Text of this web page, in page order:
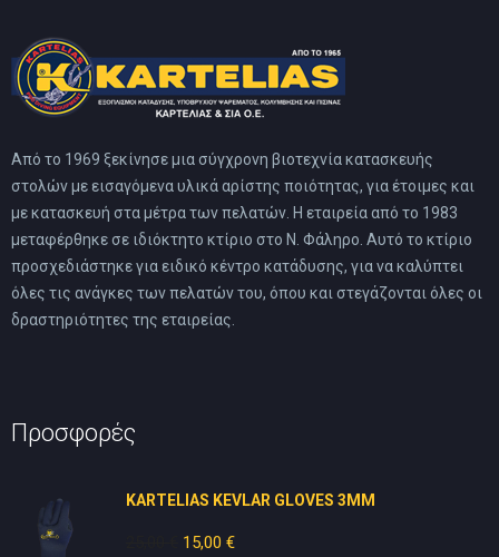
Από το 1969 ξεκίνησε μια σύγχρονη βιοτεχνία κατασκευής
στολών με εισαγόμενα υλικά αρίστης ποιότητας, για έτοιμες και
με κατασκευή στα μέτρα των πελατών. Η εταιρεία από το 1983
μεταφέρθηκε σε ιδιόκτητο κτίριο στο Ν. Φάληρο. Αυτό το κτίριο
προσχεδιάστηκε για ειδικό κέντρο κατάδυσης, για να καλύπτει
όλες τις ανάγκες των πελατών του, όπου και στεγάζονται όλες οι
δραστηριότητες της εταιρείας.
Προσφορές
KARTELIAS KEVLAR GLOVES 3ΜΜ
Original
15,00 €Η